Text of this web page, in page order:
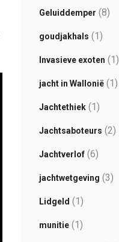
Geluiddemper (8)
goudjakhals (1)
Invasieve exoten (1)
jacht in Wallonië(1)
Jachtethiek(1)
Jachtsaboteurs (2)
Jachtverlof(6)
jachtwetgeving (3)
Lidgeld (1)
munitie(1)